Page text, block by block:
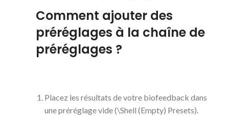
Comment ajouter des
préréglages à la chaîne de
préréglages ?
Placez les résultats de votre biofeedback dans
une préréglage vide (\Shell (Empty) Presets).